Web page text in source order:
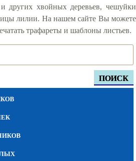
ПОИСК
других хвойных деревьев, чешуйки
лилии. На нашем сайте Вы можете
трафареты и шаблоны листьев.